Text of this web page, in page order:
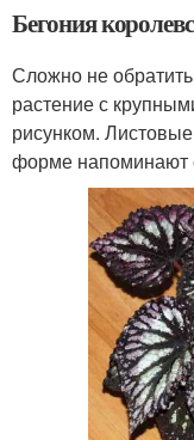
Бегония
Сложно не
растение с
рисунком.
форме напоминают